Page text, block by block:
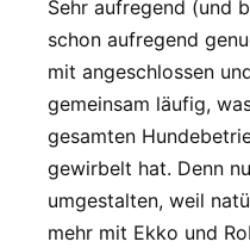
Sehr aufregend (und
schon aufregend
mit angeschlossen
gemeinsam läufig,
gesamten
gewirbelt hat. Denn
umgestalten, weil
mehr mit Ekko und